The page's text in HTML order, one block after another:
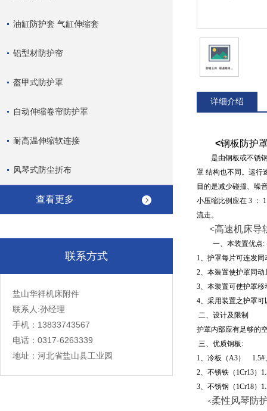
油缸防护套 气缸伸缩套
铝型材防护帘
盔甲式防护罩
自动伸缩卷帘防护罩
耐高温伸缩软连接
风琴式防尘折布
查看更多
联系方式
盐山华祥机床附件
联系人:孙经理
手机：13833743567
电话：0317-6263339
地址：河北省盐山县工业园
详细介绍
<钢板防护
是由钢板或不锈
罩 结构也不同。运行
目的是减少碰撞、噪
小压缩比例应在 3 ：
流走。
<高速机床导
一、本装置优点:
1、护罩每片可连发
2、本装置使护罩同
3、本装置可使护罩移
4、采用装置之护罩
二、设计及限制
护罩内部应有足够的
三、优质钢板:
1、冷板（A3） 1.5#
2、不锈铁（ 1Cr13）
3、不锈钢（ 1Cr18）
<柔性风琴防